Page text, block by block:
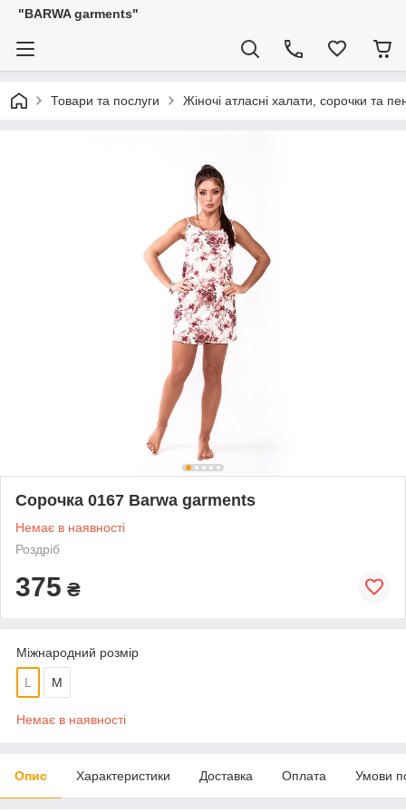
"BARWA garments"
Товари та послуги Жіночі атласні халати, сорочки та
Сорочка 0167 Barwa garments
Немає в наявності
Роздріб
375 ₴
Міжнародний розмір
L M
Немає в наявності
Опис Характеристики Доставка Оплата Умови